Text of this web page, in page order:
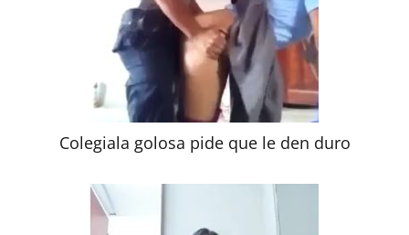
Colegiala golosa pide que le den duro